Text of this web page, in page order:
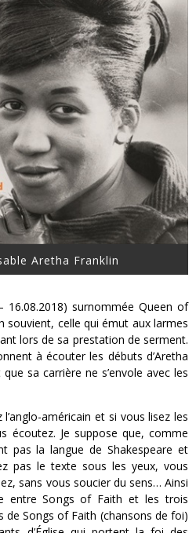
« Le Vent dand les Saules » - Une Belle Histoire !
« Damn Them All » - Un duo de Choc !
Yoshi and the mysterious book
Aretha Franklin
16.08.2018) surnommée Queen of
souvient, celle qui émut aux larmes
lors de sa prestation de serment.
à écouter les débuts d’Aretha
sa carrière ne s’envole avec les
américain et si vous lisez les
écoutez. Je suppose que, comme
pas la langue de Shakespeare et
pas le texte sous les yeux, vous
sans vous soucier du sens… Ainsi
entre Songs of Faith et les trois
de Songs of Faith (chansons de foi)